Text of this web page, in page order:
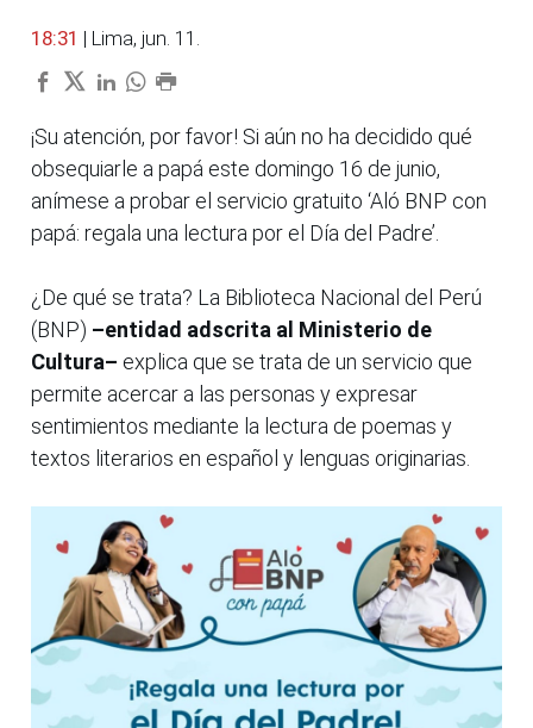
18:31 | Lima, jun. 11.
¡Su atención, por favor! Si aún no ha decidido qué
obsequiarle a papá este domingo 16 de junio,
anímese a probar el servicio gratuito ‘Aló BNP con
papá: regala una lectura por el Día del Padre’.
¿De qué se trata? La Biblioteca Nacional del Perú
(BNP) –entidad adscrita al Ministerio de
Cultura– explica que se trata de un servicio que
permite acercar a las personas y expresar
sentimientos mediante la lectura de poemas y
textos literarios en español y lenguas originarias.